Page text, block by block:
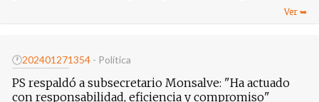
🕐202401271354 - Política
PS respaldó a subsecretario Monsalve: "Ha actuado
con responsabilidad, eficiencia y compromiso"